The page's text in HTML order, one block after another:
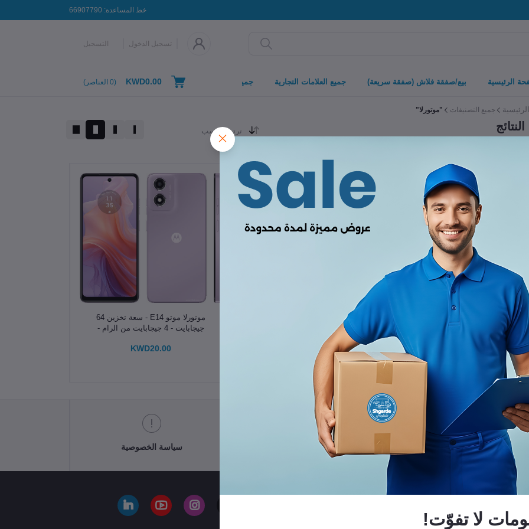
خط المساعدة: 66907790
تسجيل الدخول التسجيل
الرئيسية بيع/صفقة فلاش (صفقة سريعة) جميع العلامات التجارية جميع التصنيفات KWD0.00
(
0 العناصر)
جميع التصنيفات "موتورلا"
ترتيب حسب
الإضافة إلى سلة التسوق
موتورلا موتو جي 35 - بسعة تخزين
KWD38.00
الإضافة إلى سلة التسوق
6.56 بوصة
KWD28.00
الإضافة إلى سلة التسوق
موتورلا موتو E14 - سعة تخزين 64
جيجابايت - 4 جيجابايت من الرام -
KWD20.00
سياسة الإرجاع
سياسة الدعم سياسة الخصوصية
لا تفوّت!